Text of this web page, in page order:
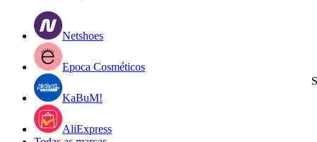
Netshoes
Epoca Cosméticos
KaBuM!
AliExpress